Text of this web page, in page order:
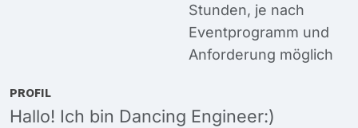
Stunden, je nach
Eventprogramm und
Anforderung möglich
PROFIL
Hallo! Ich bin Dancing Engineer:)